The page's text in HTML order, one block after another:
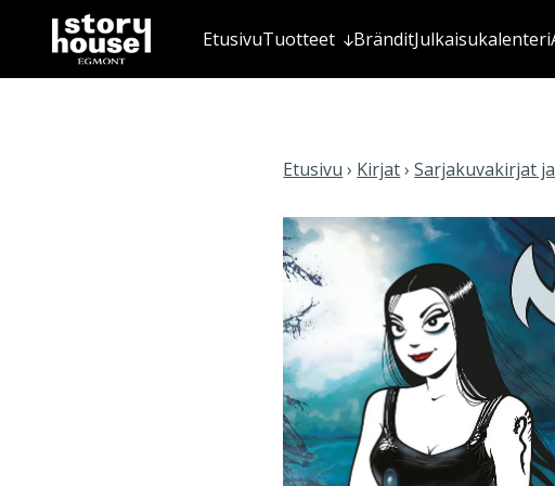
EtusivuTuotteet BränditJulkaisukalenteri
Etusivu › Kirjat›Sarjakuvakirjat